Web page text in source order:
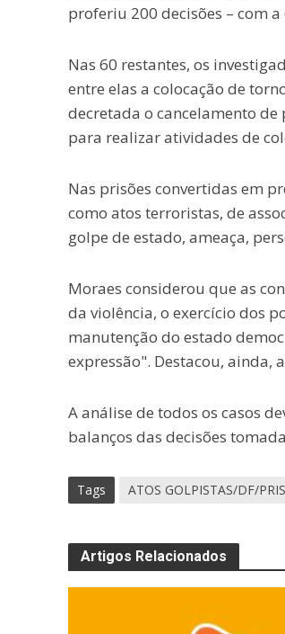
proferiu 200 decisões – com
Nas 60 restantes, os
entre elas a colocação de
decretada o cancelamento
para realizar atividades de
Nas prisões convertidas em
como atos terroristas, de
golpe de estado, ameaça,
Moraes considerou que as
da violência, o exercício dos
manutenção do estado
expressão". Destacou, ainda,
A análise de todos os casos
balanços das decisões
Tags ATOS GOLPISTAS/DF/
Artigos Relacionados